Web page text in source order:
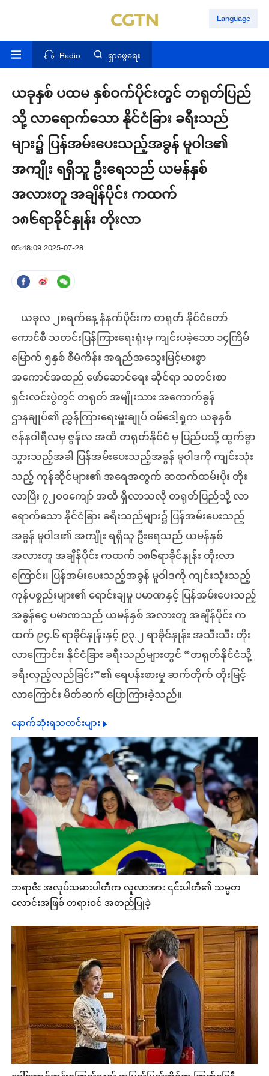
Language
Radio ရှာဖွေရေး
ယခုနှစ် ပထမ နှစ်ဝက်ပိုင်းတွင် တရုတ်ပြည်
သို့ လာရောက်သော နိုင်ငံခြား ခရီးသည်
များ၌ ပြန်အမ်းပေးသည့်အခွန် မူဝါဒ၏
အကျိုး ရရှိသူ ဦးရေသည် ယမန်နှစ်
အလားတူ အချိန်ပိုင်း ကထက်
၁၈၆ရာခိုင်နှုန်း တိုးလာ
05:48:09 2025-07-28
ယခုလ ၂၈ရက်နေ့ နံနက်ပိုင်းက တရုတ် နိုင်ငံတော်
ကောင်စီ သတင်းပြန်ကြားရေးရုံးမှ ကျင်းပခဲ့သော ၁၄ကြိမ်
မြောက် ၅နှစ် စီမံကိန်း အရည်အသွေးမြင့်မားစွာ
အကောင်အထည် ဖော်ဆောင်ရေး ဆိုင်ရာ သတင်းစာ
ရှင်းလင်းပွဲတွင် တရုတ် အမျိုးသား အကောက်ခွန်
ဌာနချုပ်၏ ညွှန်ကြားရေးမှူးချုပ် ဝမ်ဒေါ့ရှုက ယခုနှစ်
ဇန်နဝါရီလမှ ဇွန်လ အထိ တရုတ်နိုင်ငံ မှ ပြည်ပသို့ ထွက်ခွာ
သွားသည့်အခါ ပြန်အမ်းပေးသည့်အခွန် မူဝါဒကို ကျင်းသုံး
သည့် ကုန်ဆိုင်များ၏ အရေအတွက် ဆထက်ထမ်းပိုး တိုး
လာပြီး ၇၂၀၀ကျော် အထိ ရှိလာသလို တရုတ်ပြည်သို့ လာ
ရောက်သော နိုင်ငံခြား ခရီးသည်များ၌ ပြန်အမ်းပေးသည့်
အခွန် မူဝါဒ၏ အကျိုး ရရှိသူ ဦးရေသည် ယမန်နှစ်
အလားတူ အချိန်ပိုင်း ကထက် ၁၈၆ရာခိုင်နှုန်း တိုးလာ
ကြောင်း၊ ပြန်အမ်းပေးသည့်အခွန် မူဝါဒကို ကျင်းသုံးသည့်
ကုန်ပစ္စည်းများ၏ ရောင်းချမှု ပမာဏနှင့် ပြန်အမ်းပေးသည့်
အခွန်ငွေ ပမာဏသည် ယမန်နှစ် အလားတူ အချိန်ပိုင်း က
ထက် ၉၄.၆ ရာခိုင်နှုန်းနှင့် ၉၃.၂ ရာခိုင်နှုန်း အသီးသီး တိုး
လာကြောင်း၊ နိုင်ငံခြား ခရီးသည်များတွင် “တရုတ်နိုင်ငံသို့
ခရီးလှည့်လည်ခြင်း”၏ ရေပန်းစားမှု ဆက်တိုက် တိုးမြင့်
လာကြောင်း မိတ်ဆက် ပြောကြားခဲ့သည်။
နောက်ဆုံးရသတင်းများ
ဘရာဇီး အလုပ်သမားပါတီက လူလာအား ၎င်းပါတီ၏ သမ္မတ
လောင်းအဖြစ် တရားဝင် အတည်ပြုခဲ့